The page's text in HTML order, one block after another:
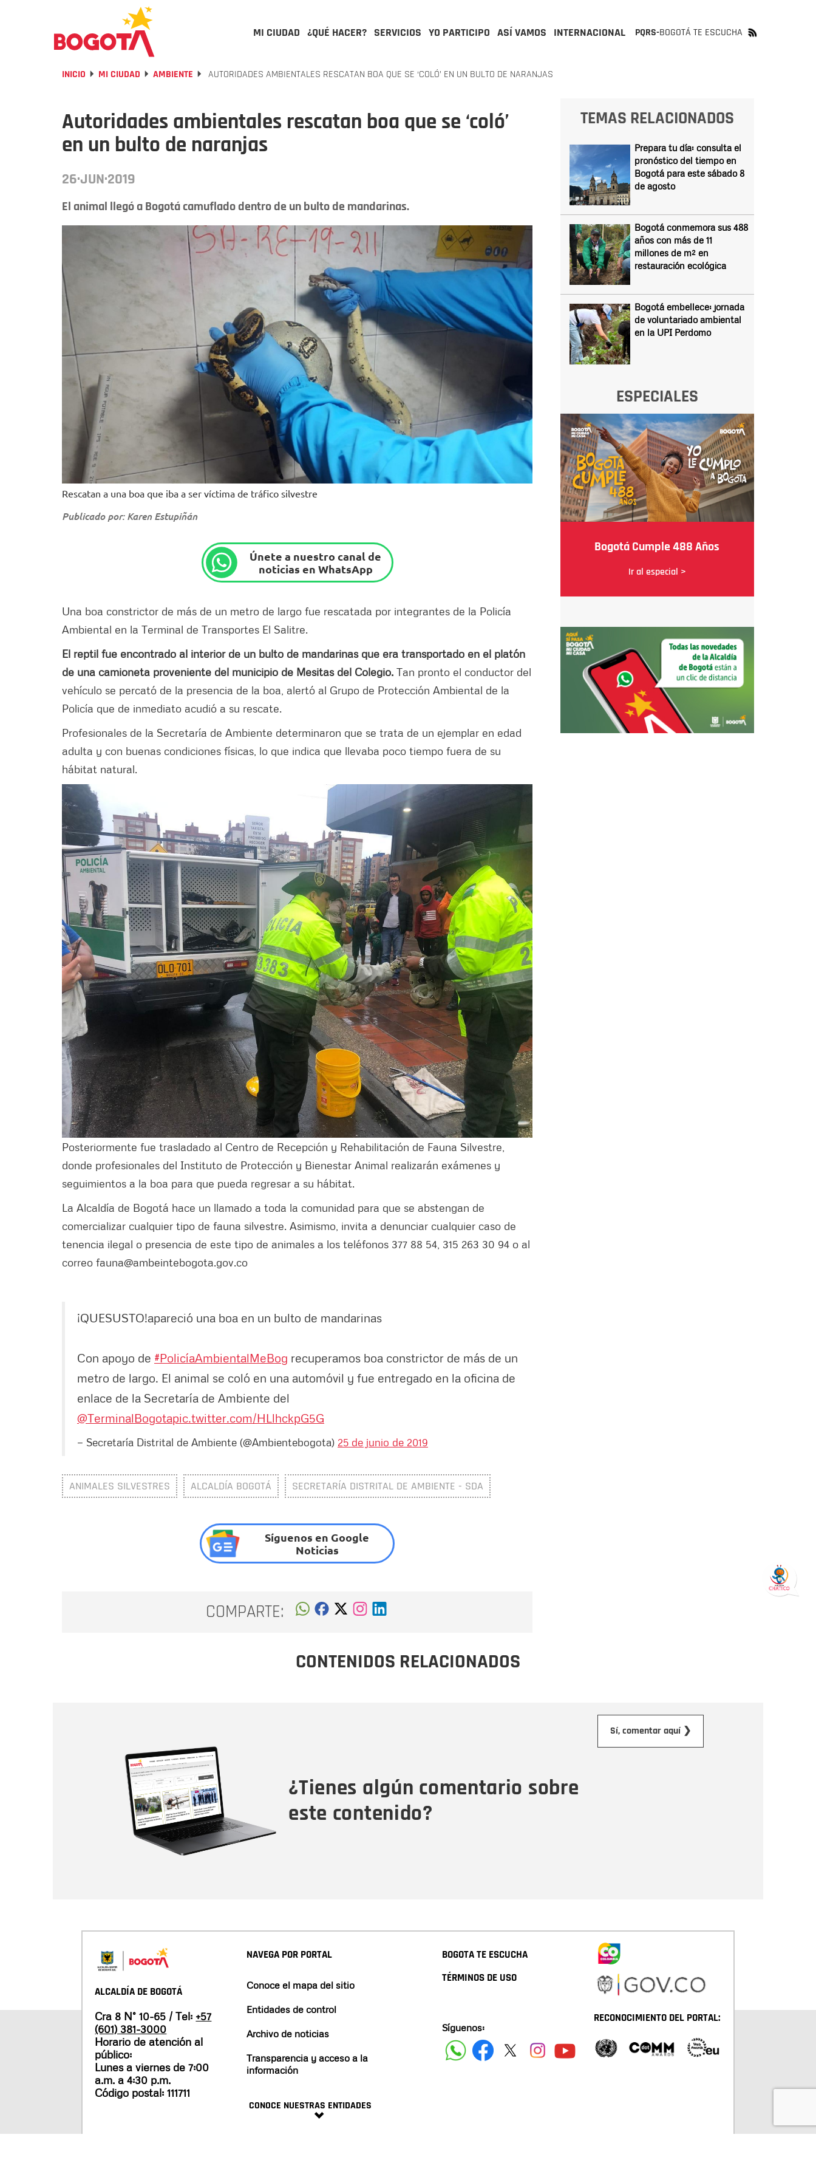
MI CIUDAD ¿QUÉ HACER? SERVICIOS YO PARTICIPO ASÍ VAMOS INTERNACIONAL PQRS-BOGOTÁ TE ESCUCHA
INICIO MI CIUDAD AMBIENTE AUTORIDADES AMBIENTALES RESCATAN BOA QUE SE ‘COLÓ’ EN UN BULTO DE NARANJAS
Autoridades ambientales rescatan boa que se ‘coló’
en un bulto de naranjas
26·JUN·2019
El animal llegó a Bogotá camuflado dentro de un bulto de mandarinas.
Rescatan a una boa que iba a ser víctima de tráfico silvestre
Publicado por: Karen Estupiñán
Únete a nuestro canal de
noticias en WhatsApp
Una boa constrictor de más de un metro de largo fue rescatada por integrantes de la Policía
Ambiental en la Terminal de Transportes El Salitre.
El reptil fue encontrado al interior de un bulto de mandarinas que era transportado en el platón
de una camioneta proveniente del municipio de Mesitas del Colegio. Tan pronto el conductor del
vehículo se percató de la presencia de la boa, alertó al Grupo de Protección Ambiental de la
Policía que de inmediato acudió a su rescate.
Profesionales de la Secretaría de Ambiente determinaron que se trata de un ejemplar en edad
adulta y con buenas condiciones físicas, lo que indica que llevaba poco tiempo fuera de su
hábitat natural.
Posteriormente fue trasladado al Centro de Recepción y Rehabilitación de Fauna Silvestre,
donde profesionales del Instituto de Protección y Bienestar Animal realizarán exámenes y
seguimientos a la boa para que pueda regresar a su hábitat.
La Alcaldía de Bogotá hace un llamado a toda la comunidad para que se abstengan de
comercializar cualquier tipo de fauna silvestre. Asimismo, invita a denunciar cualquier caso de
tenencia ilegal o presencia de este tipo de animales a los teléfonos 377 88 54, 315 263 30 94 o al
correo fauna@ambeintebogota.gov.co
¡QUESUSTO!apareció una boa en un bulto de mandarinas
Con apoyo de #PolicíaAmbientalMeBog recuperamos boa constrictor de más de un
metro de largo. El animal se coló en una automóvil y fue entregado en la oficina de
enlace de la Secretaría de Ambiente del
@TerminalBogotapic.twitter.com/HLlhckpG5G
— Secretaría Distrital de Ambiente (@Ambientebogota) 25 de junio de 2019
ANIMALES SILVESTRES ALCALDÍA BOGOTÁ SECRETARÍA DISTRITAL DE AMBIENTE - SDA
Síguenos en Google
Noticias
COMPARTE:
TEMAS RELACIONADOS
Prepara tu día: consulta el
pronóstico del tiempo en
Bogotá para este sábado 8
de agosto
Bogotá conmemora sus 488
años con más de 11
millones de m² en
restauración ecológica
Bogotá embellece: jornada
de voluntariado ambiental
en la UPI Perdomo
ESPECIALES
Bogotá Cumple 488 Años
Ir al especial >
CONTENIDOS RELACIONADOS
¿Tienes algún comentario sobre
este contenido?
Sí, comentar aquí ❯
ALCALDÍA DE BOGOTÁ
Cra 8 N° 10-65 / Tel: +57
(601) 381-3000
Horario de atención al
público:
Lunes a viernes de 7:00
a.m. a 4:30 p.m.
Código postal: 111711
NAVEGA POR PORTAL
Conoce el mapa del sitio
Entidades de control
Archivo de noticias
Transparencia y acceso a la
información
CONOCE NUESTRAS ENTIDADES
BOGOTA TE ESCUCHA
TÉRMINOS DE USO
Síguenos:
RECONOCIMIENTO DEL PORTAL: